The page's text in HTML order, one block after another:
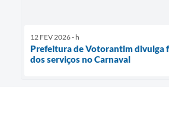
12 FEV 2026 - h
Prefeitura de Votorantim divulga
dos serviços no Carnaval